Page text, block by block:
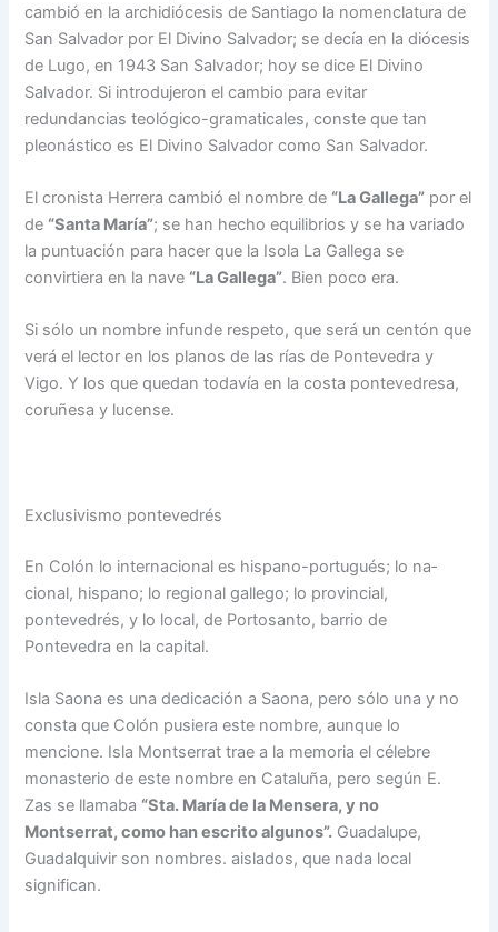
cambió en la archidiócesis de Santiago la nomenclatura de
San Salvador por El Divi­no Salvador; se decía en la diócesis
de Lugo, en 1943 San Salvador; hoy se dice El Divino
Salvador. Si introdu­jeron el cambio para evitar
redundancias teológico-gramaticales, conste que tan
pleonástico es El Divino Sal­vador como San Salvador.
El cronista Herrera cam­bió el nombre de “La Galle­ga” por el
de “Santa María”; se han hecho equilibrios y se ha variado
la puntuación pa­ra hacer que la Isola La Ga­llega se
convirtiera en la na­ve “La Gallega”. Bien poco era.
Si sólo un nombre infun­de respeto, que será un cen­tón que
verá el lector en los planos de las rías de Ponte­vedra y
Vigo. Y los que que­dan todavía en la costa pontevedresa,
coruñesa y lucense.
Exclusivismo pontevedrés
En Colón lo internacional es hispano-portugués; lo na­
cional, hispano; lo regional gallego; lo provincial,
pontevedrés, y lo local, de Portosanto, barrio de
Pontevedra en la capital.
Isla Saona es una dedica­ción a Saona, pero sólo una y no
consta que Colón pusie­ra este nombre, aunque lo
mencione. Isla Montserrat trae a la memoria el célebre
monasterio de este nombre en Cataluña, pero según E.
Zas se llamaba “Sta. María de la Mensera, y no
Montserrat, co­mo han escrito algunos”. Guadalupe,
Guadalquivir son nombres. aislados, que nada local
significan.